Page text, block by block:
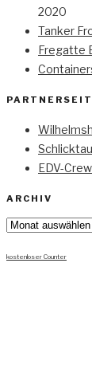
2020
Tanker
Fregatte
EDV-
ARCHIV
Archiv
kostenloser Counter